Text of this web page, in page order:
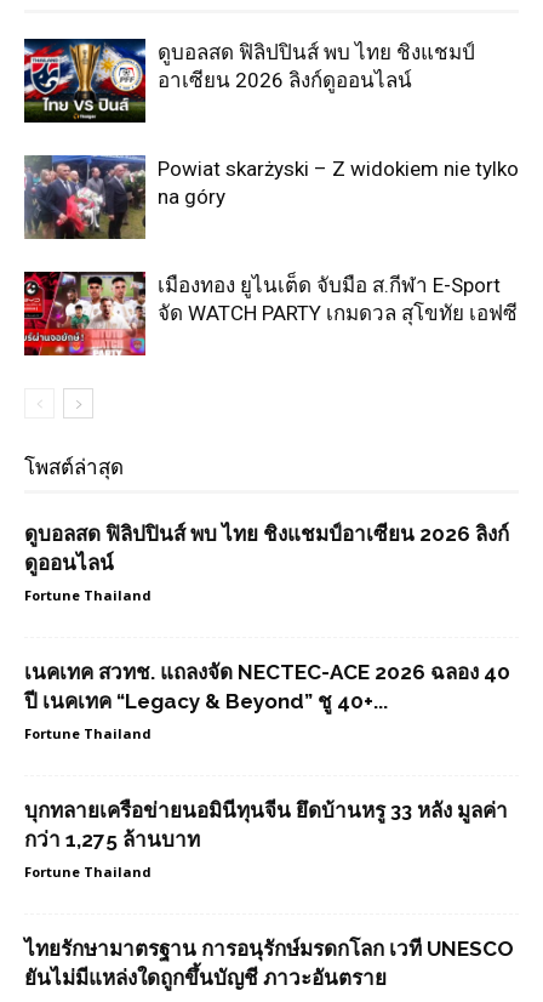
ดูบอลสด ฟิลิปปินส์ พบ ไทย ชิงแชมป์
อาเซียน 2026 ลิงก์ดูออนไลน์
Powiat skarżyski – Z widokiem nie tylko
na góry
เมืองทอง ยูไนเต็ด จับมือ ส.กีฬา E-Sport
จัด WATCH PARTY เกมดวล สุโขทัย เอฟซี
โพสต์ล่าสุด
ดูบอลสด ฟิลิปปินส์ พบ ไทย ชิงแชมป์อาเซียน 2026 ลิงก์
ดูออนไลน์
Fortune Thailand
เนคเทค สวทช. แถลงจัด NECTEC-ACE 2026 ฉลอง 40
ปี เนคเทค “Legacy & Beyond” ชู 40+...
Fortune Thailand
บุกทลายเครือข่ายนอมินีทุนจีน ยึดบ้านหรู 33 หลัง มูลค่า
กว่า 1,275 ล้านบาท
Fortune Thailand
ไทยรักษามาตรฐาน การอนุรักษ์มรดกโลก เวที UNESCO
ยันไม่มีแหล่งใดถูกขึ้นบัญชี ภาวะอันตราย